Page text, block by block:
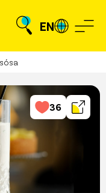
EN
36